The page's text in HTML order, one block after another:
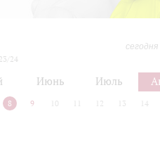
24
Июнь Июль
8 9 10 12 13 14